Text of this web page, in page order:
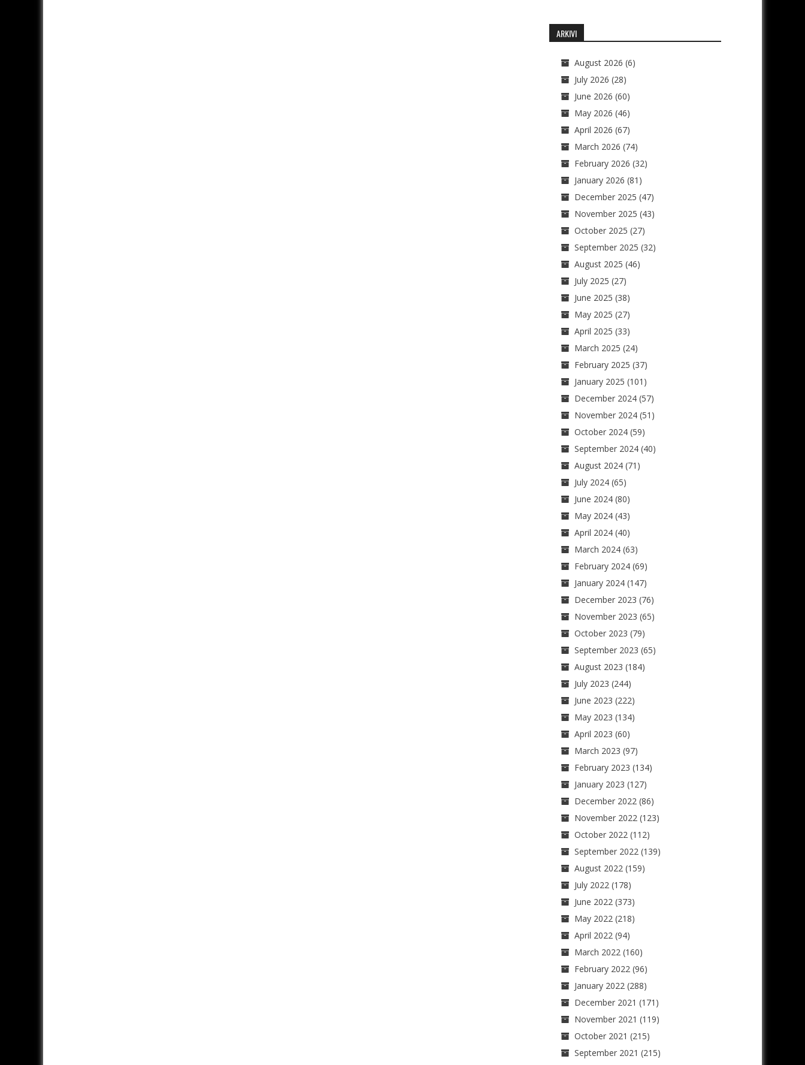
ARKIVI
August 2026 (6)
July 2026 (28)
June 2026 (60)
May 2026 (46)
April 2026 (67)
March 2026 (74)
February 2026 (32)
January 2026 (81)
December 2025 (47)
November 2025 (43)
October 2025 (27)
September 2025 (32)
August 2025 (46)
July 2025 (27)
June 2025 (38)
May 2025 (27)
April 2025 (33)
March 2025 (24)
February 2025 (37)
January 2025 (101)
December 2024(57)
November 2024(51)
October 2024(59)
September 2024(40)
August 2024(71)
July 2024(65)
June 2024(80)
May 2024(43)
April 2024(40)
March 2024(63)
February 2024(69)
January 2024(147)
December 2023 (76)
November 2023 (65)
October 2023 (79)
September 2023 (65)
August 2023 (184)
July 2023 (244)
June 2023 (222)
May 2023 (134)
April 2023 (60)
March 2023 (97)
February 2023 (134)
January 2023 (127)
December 2022(86)
November 2022(123)
October 2022(112)
September 2022(139)
August 2022(159)
July 2022(178)
June 2022(373)
May 2022(218)
April 2022(94)
March 2022(160)
February 2022(96)
January 2022(288)
December 2021 (171)
November 2021 (119)
October 2021 (215)
September 2021 (215)